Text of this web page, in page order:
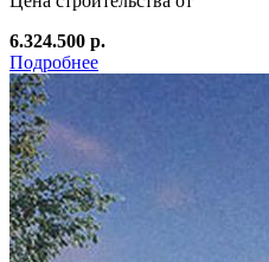
6.324.500 р.
Подробнее